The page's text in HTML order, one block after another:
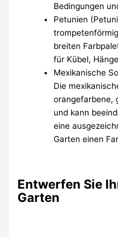
Bedingungen
Petunien
breiten
für Kübel,
Mexikanische
Die
orangefarbene,
und kann
eine
Garten einen
Entwerfen Sie
Garten